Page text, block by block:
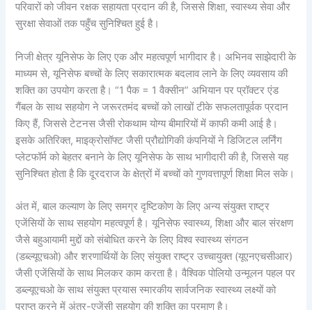
परिवारों को जीवन रक्षक सहायता प्रदान की है, जिससे शिक्षा, स्वास्थ्य सेवा और
सुरक्षा सेवाओं तक पहुँच सुनिश्चित हुई है।
निजी क्षेत्र यूनिसेफ के लिए एक और महत्वपूर्ण भागीदार है। अभिनव साझेदारी के
माध्यम से, यूनिसेफ बच्चों के लिए सकारात्मक बदलाव लाने के लिए व्यवसाय की
शक्ति का उपयोग करता है। “1 पैक = 1 वैक्सीन” अभियान पर प्रॉक्टर एंड
गैंबल के साथ सहयोग ने जरूरतमंद बच्चों को लाखों टीके सफलतापूर्वक प्रदान
किए हैं, जिससे टेटनस जैसी रोकथाम योग्य बीमारियों में काफी कमी आई है।
इसके अतिरिक्त, माइक्रोसॉफ्ट जैसी प्रौद्योगिकी कंपनियों ने डिजिटल लर्निंग
प्लेटफॉर्म को बेहतर बनाने के लिए यूनिसेफ के साथ भागीदारी की है, जिससे यह
सुनिश्चित होता है कि दूरदराज के क्षेत्रों में बच्चों को गुणवत्तापूर्ण शिक्षा मिल सके।
अंत में, बाल कल्याण के लिए समग्र दृष्टिकोण के लिए अन्य संयुक्त राष्ट्र
एजेंसियों के साथ सहयोग महत्वपूर्ण है। यूनिसेफ स्वास्थ्य, शिक्षा और बाल संरक्षण
जैसे बहुआयामी मुद्दों को संबोधित करने के लिए विश्व स्वास्थ्य संगठन
(डब्ल्यूएचओ) और शरणार्थियों के लिए संयुक्त राष्ट्र उच्चायुक्त (यूएनएचसीआर)
जैसी एजेंसियों के साथ मिलकर काम करता है। वैश्विक पोलियो उन्मूलन पहल पर
डब्ल्यूएचओ के साथ संयुक्त प्रयास स्मारकीय सार्वजनिक स्वास्थ्य लक्ष्यों को
प्राप्त करने में अंतर-एजेंसी सहयोग की शक्ति का प्रमाण है।